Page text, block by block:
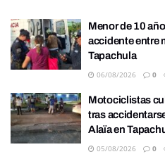
Menor de 10
accidente entre
Tapachula
06/08/2026 0
Motociclistas
tras
Alaïa en
05/08/2026 0